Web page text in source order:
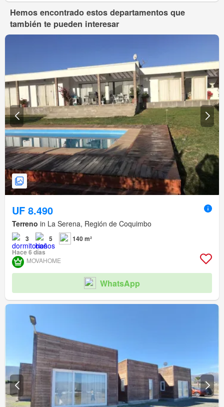
Hemos encontrado estos departamentos que
también te pueden interesar
UF 8.490
Terreno in La Serena, Región de Coquimbo
3 5
140 m²
Hace 6 días
MOVAHOME
WhatsApp